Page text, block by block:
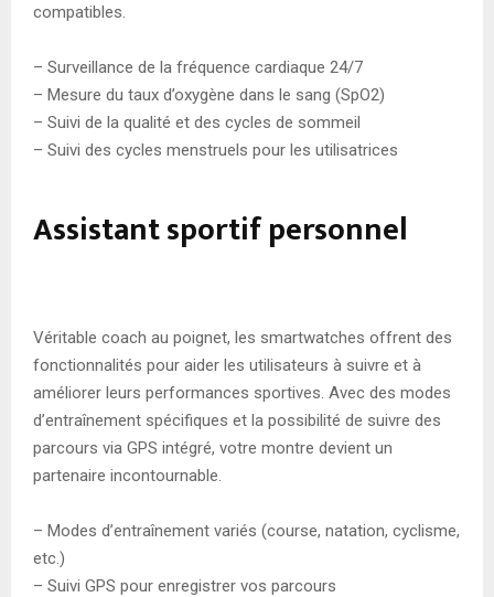
compatibles.
– Surveillance de la fréquence cardiaque 24/7
– Mesure du taux d’oxygène dans le sang (SpO2)
– Suivi de la qualité et des cycles de sommeil
– Suivi des cycles menstruels pour les utilisatrices
Assistant sportif personnel
Véritable coach au poignet, les smartwatches offrent des
fonctionnalités pour aider les utilisateurs à suivre et à
améliorer leurs performances sportives. Avec des modes
d’entraînement spécifiques et la possibilité de suivre des
parcours via GPS intégré, votre montre devient un
partenaire incontournable.
– Modes d’entraînement variés (course, natation, cyclisme,
etc.)
– Suivi GPS pour enregistrer vos parcours